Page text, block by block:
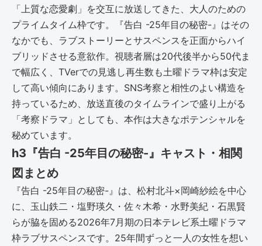
「上質な恋愛劇」を交互に放送してきた、大人のための
プライムタイム枠です。『告白 -25年目の秘密-』はその
なかでも、ラブストーリーとサスペンスを正面からハイ
ブリッドさせる意欲作。視聴者層は20代後半から50代ま
で幅広く、TVerでの見逃し再生数も土曜ドラマ枠は安定
して高い傾向にあります。SNS考察と相性のよい構造を
持っているため、放送直後のタイムラインで盛り上がる
「考察ドラマ」としても、本作は大きなポテンシャルを
秘めています。
h3『告白 -25年目の秘密-』キャスト・相関
図まとめ
『告白 -25年目の秘密-』は、松村北斗×岡崎紗絵を中心
に、玉山鉄二・塩野瑛久・佐々木希・水野美紀・石黒賢
らが脇を固める2026年7月期の日本テレビ系土曜ドラマ
枠ラブサスペンスです。25年間ずっと一人の女性を想い